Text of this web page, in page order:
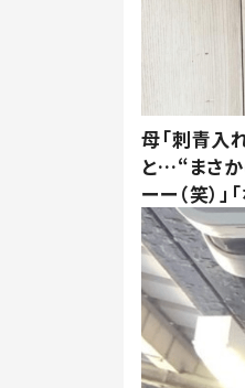
母「刺青入
と…“まさ
ーー（笑）」